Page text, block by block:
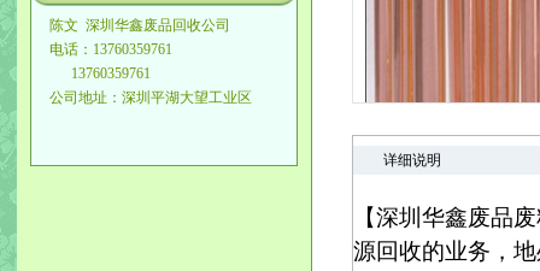
陈文 深圳华鑫废品回收公司
电话：13760359761
13760359761
公司地址：深圳平湖大望工业区
详细说明
【深圳华鑫废品
源回收的业务，